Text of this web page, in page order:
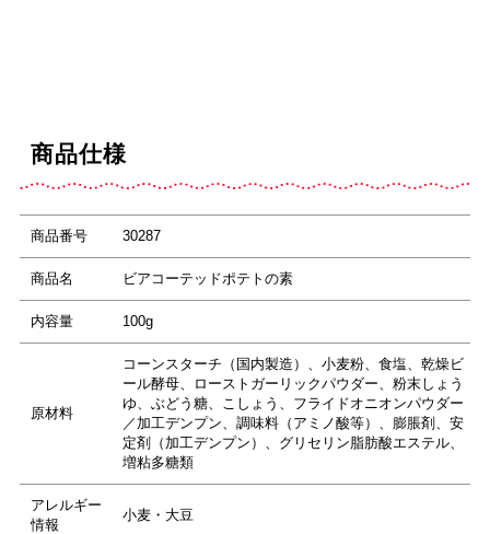
商品仕様
商品番号 30287
商品名 ビアコーテッドポテトの素
内容量 100g
原材料
コーンスターチ（国内製造）、小麦粉、食塩、乾燥ビ
ール酵母、ローストガーリックパウダー、粉末しょう
ゆ、ぶどう糖、こしょう、フライドオニオンパウダー
／加工デンプン、調味料（アミノ酸等）、膨脹剤、安
定剤（加工デンプン）、グリセリン脂肪酸エステル、
増粘多糖類
アレルギー
情報
小麦・大豆